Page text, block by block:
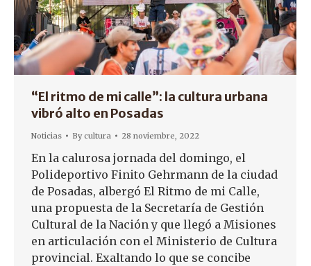
“El ritmo de mi calle”: la cultura urbana
vibró alto en Posadas
Noticias Bycultura 28 noviembre, 2022
En la calurosa jornada del domingo, el
Polideportivo Finito Gehrmann de la ciudad
de Posadas, albergó El Ritmo de mi Calle,
una propuesta de la Secretaría de Gestión
Cultural de la Nación y que llegó a Misiones
en articulación con el Ministerio de Cultura
provincial. Exaltando lo que se concibe